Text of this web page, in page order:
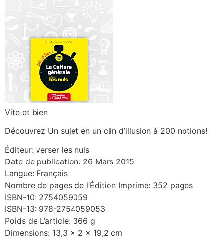
Vite et bien
Découvrez Un sujet en un clin d’illusion à 200 notions!
Éditeur: verser les nuls
Date de publication: 26 Mars 2015
Langue: Français
Nombre de pages de l’Édition Imprimé: 352 pages
ISBN-10: 2754059059
ISBN-13: 978-2754059053
Poids de L’article: 366 g
Dimensions: 13,3 x 2 x 19,2 cm